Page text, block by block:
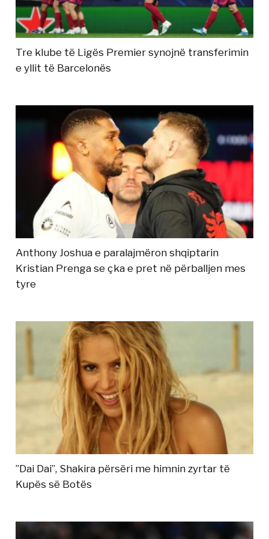
Tre klube të Ligës Premier synojnë transferimin
e yllit të Barcelonës
Anthony Joshua e paralajmëron shqiptarin
Kristian Prenga se çka e pret në përballjen mes
tyre
”Dai Dai”, Shakira përsëri me himnin zyrtar të
Kupës së Botës